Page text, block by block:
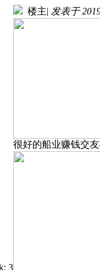
楼主| 发表于
很好的船业赚钱交